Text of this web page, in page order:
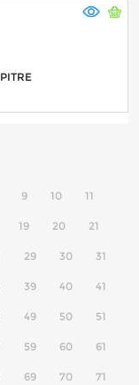
9 10 11
19 20 21
29 30 31
39 40 41
49 50 51
59 60 61
69 70 71